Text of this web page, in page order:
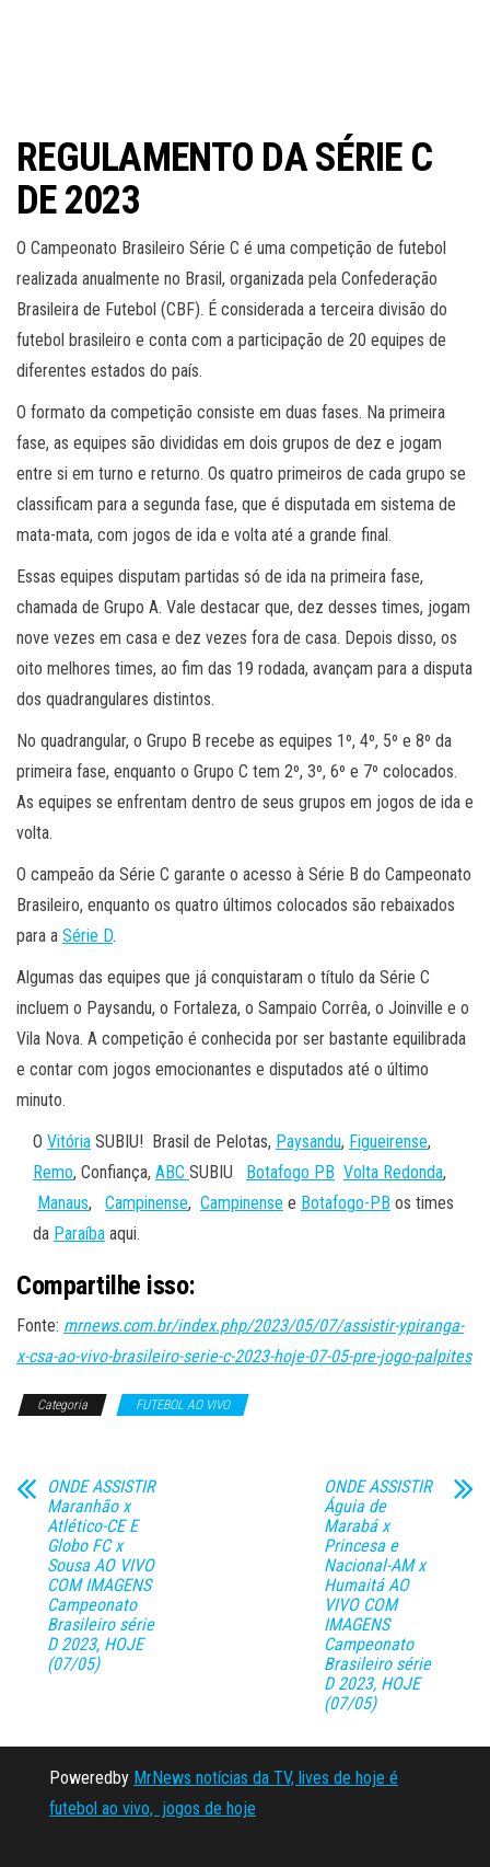
REGULAMENTO DA SÉRIE C
DE 2023
O Campeonato Brasileiro Série C é uma competição de futebol
realizada anualmente no Brasil, organizada pela Confederação
Brasileira de Futebol (CBF). É considerada a terceira divisão do
futebol brasileiro e conta com a participação de 20 equipes de
diferentes estados do país.
O formato da competição consiste em duas fases. Na primeira
fase, as equipes são divididas em dois grupos de dez e jogam
entre si em turno e returno. Os quatro primeiros de cada grupo se
classificam para a segunda fase, que é disputada em sistema de
mata-mata, com jogos de ida e volta até a grande final.
Essas equipes disputam partidas só de ida na primeira fase,
chamada de Grupo A. Vale destacar que, dez desses times, jogam
nove vezes em casa e dez vezes fora de casa. Depois disso, os
oito melhores times, ao fim das 19 rodada, avançam para a disputa
dos quadrangulares distintos.
No quadrangular, o Grupo B recebe as equipes 1º, 4º, 5º e 8º da
primeira fase, enquanto o Grupo C tem 2º, 3º, 6º e 7º colocados.
As equipes se enfrentam dentro de seus grupos em jogos de ida e
volta.
O campeão da Série C garante o acesso à Série B do Campeonato
Brasileiro, enquanto os quatro últimos colocados são rebaixados
para a Série D.
Algumas das equipes que já conquistaram o título da Série C
incluem o Paysandu, o Fortaleza, o Sampaio Corrêa, o Joinville e o
Vila Nova. A competição é conhecida por ser bastante equilibrada
e contar com jogos emocionantes e disputados até o último
minuto.
O Vitória SUBIU! Brasil de Pelotas, Paysandu, Figueirense,
Remo, Confiança, ABC SUBIU Botafogo PB Volta Redonda,
Manaus, Campinense, Campinense e Botafogo-PB os times
da Paraíba aqui.
Compartilhe isso:
Fonte: mrnews.com.br/index.php/2023/05/07/assistir-ypiranga-
x-csa-ao-vivo-brasileiro-serie-c-2023-hoje-07-05-pre-jogo-palpites
Categoria FUTEBOL AO VIVO
ONDE ASSISTIR
Maranhão x
Atlético-CE E
Globo FC x
Sousa AO VIVO
COM IMAGENS
Campeonato
Brasileiro série
D 2023, HOJE
(07/05)
ONDE ASSISTIR
Águia de
Marabá x
Princesa e
Nacional-AM x
Humaitá AO
VIVO COM
IMAGENS
Campeonato
Brasileiro série
D 2023, HOJE
(07/05)
Poweredby MrNews notícias da TV, lives de hoje é
futebol ao vivo, jogos de hoje